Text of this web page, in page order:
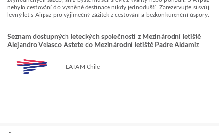
nebylo cestování do vysněné destinace nikdy jednodušší. Zarezervujte si svůj
levný let s Airpaz pro výjimečný zážitek z cestování a bezkonkurenční úspory.
Seznam dostupných leteckých společností z Mezinárodní letiště
Alejandro Velasco Astete do Mezinárodní letiště Padre Aldamiz
LATAM Chile